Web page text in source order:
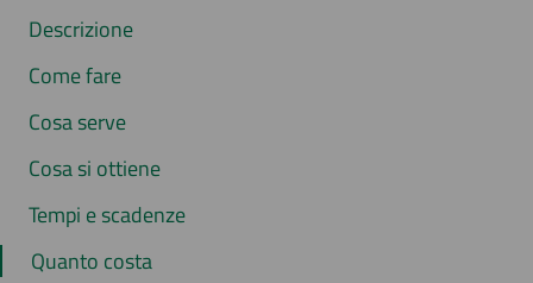
Descrizione
Come fare
Cosa serve
Cosa si ottiene
Tempi e scadenze
Quanto costa